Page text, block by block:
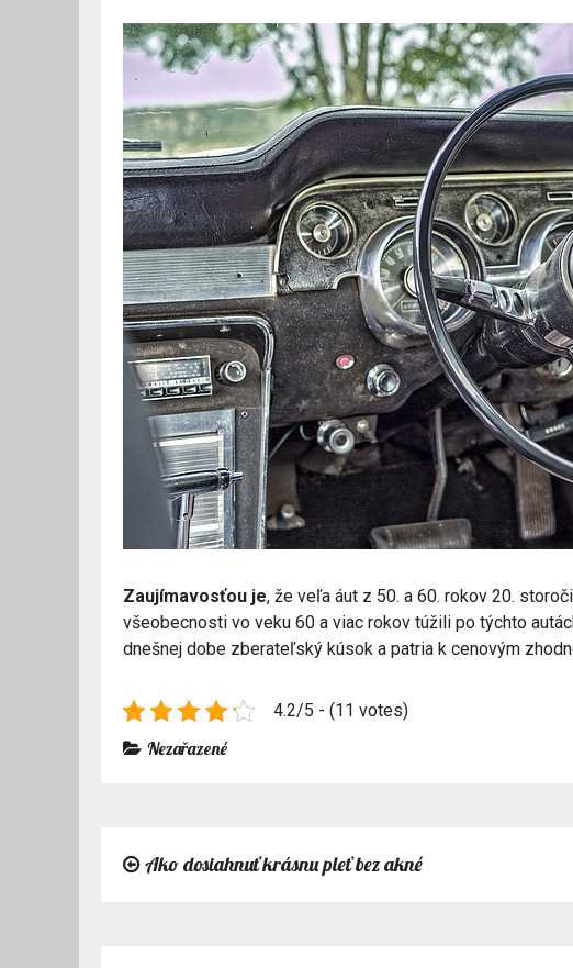
Zaujímavosťou je, že veľa áut z 50. a 60. rokov 20.
všeobecnosti vo veku 60 a viac rokov túžili po týchto
dnešnej dobe zberateľský kúsok a patria k cenovým
4.2/5 - (11 votes)
Nezařazené
Navigace
Ako dosiahnuť krásnu pleť bez akné